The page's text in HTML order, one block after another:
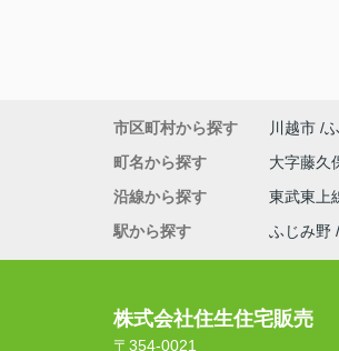
市区町村から探す 川越市
町名から探す
大字藤久
沿線から探す
東武東上
駅から探す
ふじみ野
株式会社住生住宅販売
〒354-0021